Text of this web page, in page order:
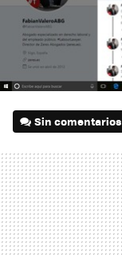
Sin comentarios